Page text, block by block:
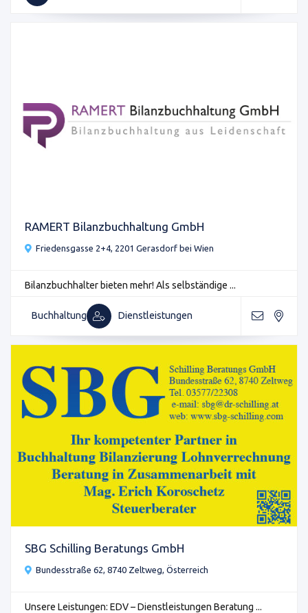
RAMERT Bilanzbuchhaltung GmbH
Friedensgasse 2+4, 2201 Gerasdorf bei Wien
Bilanzbuchhalter bieten mehr! Als selbständige ...
Buchhaltung Dienstleistungen
SBG Schilling Beratungs GmbH
Bundesstraße 62, 8740 Zeltweg, Österreich
Unsere Leistungen: EDV – Dienstleistungen Beratung ...